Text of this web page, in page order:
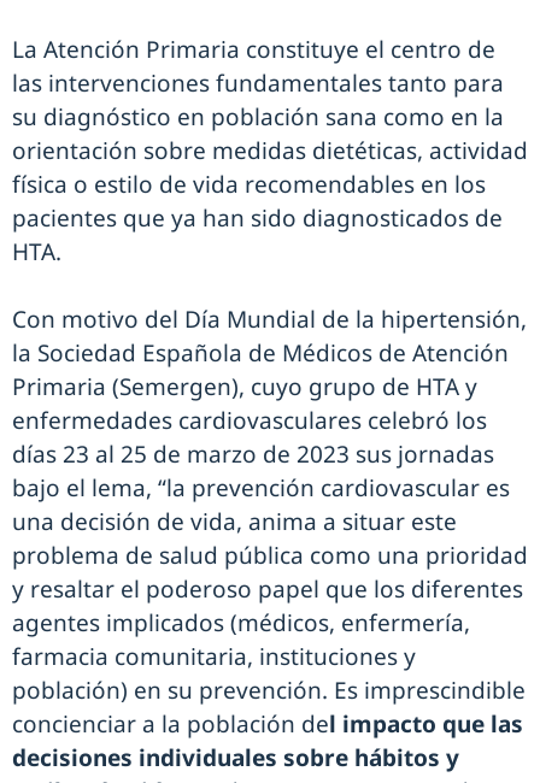
La Atención Primaria constituye el centro de
las intervenciones fundamentales tanto para
su diagnóstico en población sana como en la
orientación sobre medidas dietéticas, actividad
física o estilo de vida recomendables en los
pacientes que ya han sido diagnosticados de
HTA.
Con motivo del Día Mundial de la hipertensión,
la Sociedad Española de Médicos de Atención
Primaria (Semergen), cuyo grupo de HTA y
enfermedades cardiovasculares celebró los
días 23 al 25 de marzo de 2023 sus jornadas
bajo el lema, “la prevención cardiovascular es
una decisión de vida, anima a situar este
problema de salud pública como una prioridad
y resaltar el poderoso papel que los diferentes
agentes implicados (médicos, enfermería,
farmacia comunitaria, instituciones y
población) en su prevención. Es imprescindible
concienciar a la población del impacto que las
decisiones individuales sobre hábitos y